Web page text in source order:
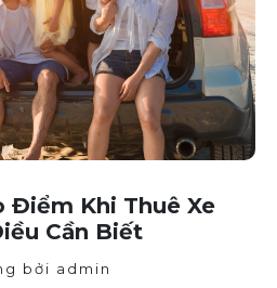
Điểm Khi Thuê Xe
Cần Biết
bởi admin